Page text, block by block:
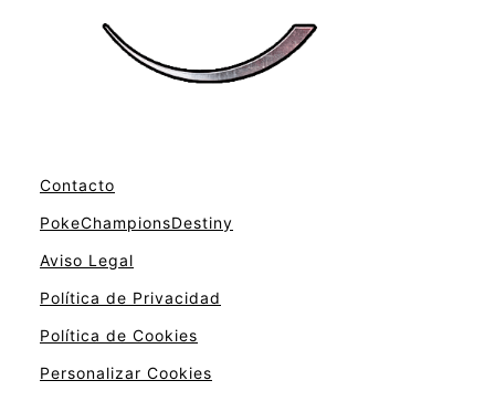
Contacto
PokeChampionsDestiny
Aviso Legal
Política de Privacidad
Política de Cookies
Personalizar Cookies